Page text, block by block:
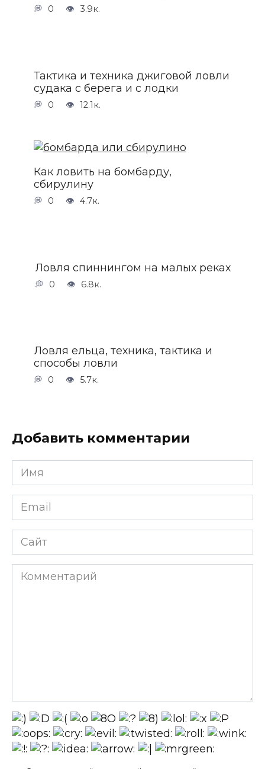
0 3.9к.
Тактика и техника джиговой ловли
судака с берега и с лодки
0 12.1к.
Как ловить на бомбарду,
сбирулину
0 4.7к.
Ловля спиннингом на малых реках
0 6.8к.
Ловля ельца, техника, тактика и
способы ловли
0 5.7к.
Добавить комментарии
Имя
*
Email
Сайт
Комментарий